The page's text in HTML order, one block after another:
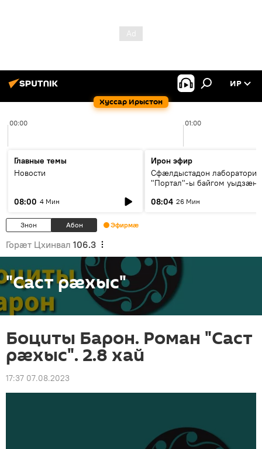
Хуссар Ирыстон
ИР
00:00 01:00
Главные темы
Новости
08:00 4 Мин
Ирон эфир
Сфæлдыстадон лаборатори
"Портал"-ы байгом уыдзæн
Æхсары куыстыты равдыст
08:04 26 Мин
Знон Абон Эфирмæ
Горӕт Цхинвал 106.3
"Саст рæхыс"
Боциты Барон. Роман "Саст
рæхыс". 2.8 хай
17:37 07.08.2023